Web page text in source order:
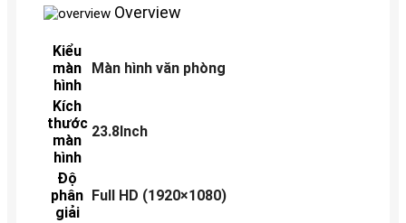
Overview
Kiểu
màn
hình
Màn hình văn phòng
Kích
thước
màn
hình
23.8Inch
Độ
phân
giải
Full HD (1920×1080)